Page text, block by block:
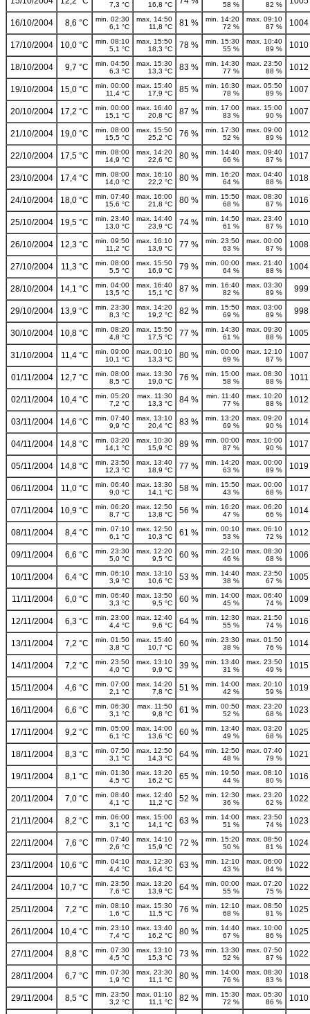
7,3 °C
16,8 °C
58 %
82 %
16/10/2004 8,6 °C
min. 02:30
6,1 °C
max. 14:50
11,8 °C
81 %
min. 14:20
72 %
max. 09:10
87 %
17/10/2004 10,0 °C
min. 08:10
5,1 °C
max. 15:50
18,3 °C
78 %
min. 15:30
55 %
max. 10:40
89 %
18/10/2004 9,7 °C
min. 04:50
6,3 °C
max. 15:30
13,3 °C
83 %
min. 14:30
77 %
max. 23:50
88 %
19/10/2004 15,0 °C
min. 00:00
11,4 °C
max. 15:40
17,9 °C
85 %
min. 16:30
78 %
max. 05:50
89 %
20/10/2004 17,2 °C
min. 00:00
15,1 °C
max. 16:40
20,8 °C
87 %
min. 17:00
83 %
max. 15:00
90 %
21/10/2004 19,0 °C
min. 08:00
15,5 °C
max. 15:50
25,2 °C
76 %
min. 17:30
52 %
max. 09:00
89 %
22/10/2004 17,5 °C
min. 08:00
14,9 °C
max. 14:20
22,6 °C
80 %
min. 14:40
66 %
max. 09:40
87 %
23/10/2004 17,4 °C
min. 08:00
14,0 °C
max. 16:10
22,2 °C
80 %
min. 16:20
64 %
max. 04:40
88 %
24/10/2004 18,0 °C
min. 07:40
15,6 °C
max. 16:00
21,8 °C
80 %
min. 15:50
68 %
max. 08:30
87 %
25/10/2004 19,5 °C
min. 23:40
13,0 °C
max. 14:40
23,9 °C
74 %
min. 14:50
61 %
max. 23:40
87 %
26/10/2004 12,3 °C
min. 09:50
11,2 °C
max. 16:10
13,9 °C
77 %
min. 23:50
63 %
max. 00:00
87 %
27/10/2004 11,3 °C
min. 08:00
5,5 °C
max. 15:50
16,9 °C
79 %
min. 00:00
64 %
max. 21:40
88 %
28/10/2004 14,1 °C
min. 04:00
13,5 °C
max. 16:40
15,1 °C
87 %
min. 16:40
82 %
max. 03:30
89 %
999
29/10/2004 13,9 °C
min. 23:30
8,3 °C
max. 14:20
19,2 °C
82 %
min. 15:50
69 %
max. 03:00
89 %
998
30/10/2004 10,8 °C
min. 08:20
4,8 °C
max. 15:50
17,5 °C
77 %
min. 14:30
61 %
max. 09:30
88 %
31/10/2004 11,4 °C
min. 09:00
10,1 °C
max. 00:10
13,3 °C
80 %
min. 00:00
69 %
max. 12:10
87 %
01/11/2004 12,7 °C
min. 08:00
8,5 °C
max. 13:30
19,0 °C
76 %
min. 15:00
58 %
max. 08:30
88 %
02/11/2004 10,4 °C
min. 05:20
7,2 °C
max. 11:30
13,3 °C
84 %
min. 11:40
77 %
max. 10:20
88 %
03/11/2004 14,6 °C
min. 07:40
9,9 °C
max. 13:10
20,4 °C
83 %
min. 13:20
69 %
max. 09:20
90 %
04/11/2004 14,8 °C
min. 03:20
14,1 °C
max. 10:30
15,9 °C
89 %
min. 00:00
87 %
max. 10:00
90 %
05/11/2004 14,8 °C
min. 23:50
12,3 °C
max. 13:40
18,9 °C
77 %
min. 14:20
63 %
max. 00:00
89 %
06/11/2004 11,0 °C
min. 06:40
9,0 °C
max. 13:30
14,1 °C
58 %
min. 15:50
43 %
max. 00:00
68 %
07/11/2004 10,9 °C
min. 06:20
8,7 °C
max. 12:50
13,8 °C
56 %
min. 16:20
47 %
max. 06:20
66 %
08/11/2004 8,4 °C
min. 07:10
6,1 °C
max. 12:50
10,3 °C
61 %
min. 00:10
53 %
max. 06:10
72 %
09/11/2004 6,6 °C
min. 23:30
5,0 °C
max. 12:20
9,5 °C
60 %
min. 22:10
46 %
max. 08:30
68 %
10/11/2004 6,4 °C
min. 06:10
3,9 °C
max. 13:10
10,6 °C
53 %
min. 14:40
38 %
max. 23:50
67 %
11/11/2004 6,0 °C
min. 06:40
3,3 °C
max. 13:50
9,5 °C
60 %
min. 14:00
45 %
max. 06:40
74 %
12/11/2004 6,3 °C
min. 23:00
4,4 °C
max. 12:40
9,6 °C
64 %
min. 12:30
55 %
max. 21:50
74 %
13/11/2004 7,2 °C
min. 01:50
3,8 °C
max. 15:40
10,7 °C
60 %
min. 23:30
38 %
max. 01:50
76 %
14/11/2004 7,2 °C
min. 23:50
4,0 °C
max. 13:10
9,9 °C
39 %
min. 13:40
31 %
max. 23:50
49 %
15/11/2004 4,6 °C
min. 07:00
2,1 °C
max. 14:20
7,8 °C
51 %
min. 14:00
42 %
max. 20:10
59 %
16/11/2004 6,6 °C
min. 06:30
3,1 °C
max. 11:50
9,8 °C
61 %
min. 00:50
52 %
max. 23:20
68 %
17/11/2004 9,2 °C
min. 05:00
6,1 °C
max. 14:00
13,6 °C
60 %
min. 13:40
49 %
max. 03:20
68 %
18/11/2004 8,3 °C
min. 07:50
3,1 °C
max. 12:50
14,3 °C
64 %
min. 12:50
48 %
max. 07:40
79 %
19/11/2004 8,1 °C
min. 01:30
4,5 °C
max. 13:20
16,2 °C
65 %
min. 19:50
44 %
max. 08:10
80 %
20/11/2004 7,0 °C
min. 08:40
4,1 °C
max. 12:40
11,2 °C
52 %
min. 12:30
36 %
max. 23:20
62 %
21/11/2004 8,2 °C
min. 06:00
3,1 °C
max. 15:00
14,1 °C
63 %
min. 14:00
51 %
max. 23:50
74 %
22/11/2004 7,6 °C
min. 07:40
2,6 °C
max. 14:10
15,9 °C
72 %
min. 15:20
50 %
max. 08:50
81 %
23/11/2004 10,6 °C
min. 04:10
4,4 °C
max. 12:30
16,4 °C
63 %
min. 12:10
43 %
max. 06:00
84 %
24/11/2004 10,7 °C
min. 23:50
7,6 °C
max. 13:20
13,9 °C
64 %
min. 00:00
55 %
max. 07:20
75 %
25/11/2004 7,2 °C
min. 08:10
1,6 °C
max. 15:30
11,5 °C
76 %
min. 12:10
68 %
max. 08:50
81 %
26/11/2004 10,4 °C
min. 23:10
7,4 °C
max. 13:40
16,2 °C
80 %
min. 14:40
67 %
max. 10:00
86 %
27/11/2004 8,8 °C
min. 07:30
4,5 °C
max. 13:10
15,3 °C
73 %
min. 13:30
52 %
max. 07:50
87 %
28/11/2004 6,7 °C
min. 07:30
1,9 °C
max. 23:30
11,1 °C
80 %
min. 14:00
76 %
max. 08:30
83 %
29/11/2004 8,5 °C
min. 23:50
3,2 °C
max. 01:10
11,1 °C
82 %
min. 15:30
72 %
max. 05:30
86 %